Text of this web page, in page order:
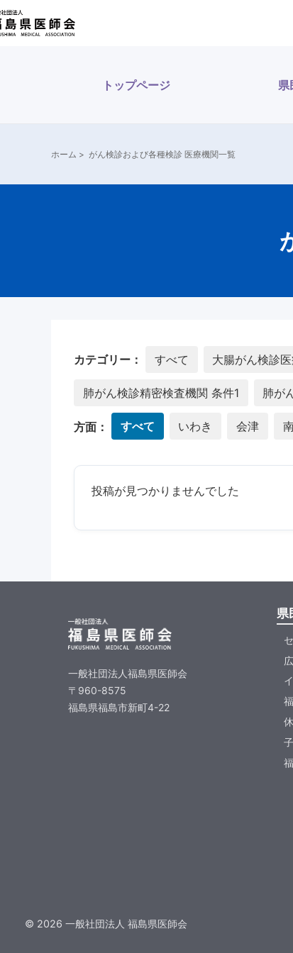
内
容
トップページ 県
ホーム > がん検診および各種検診 医療機関一覧
カテゴリー： すべて 大腸がん検診
肺がん検診精密検査機関 条件1 肺が
方面： すべて いわき 会津
投稿が見つかりませんでした
一般社団法人福島県医師会
〒960-8575
福島県福島市新町4-22
県
© 2026 一般社団法人 福島県医師会